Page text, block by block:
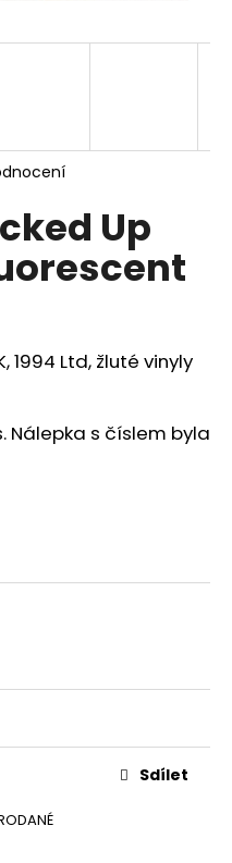
Up
1994 Ltd, žluté vinyly
Nálepka s číslem byla
Sdílet